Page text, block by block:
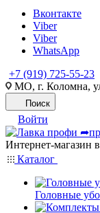
Вконтакте
Viber
Viber
WhatsApp
+7 (919) 725-55-23
МО, г. Коломна,
Поиск
Войти
Интернет-магазин
Каталог
Головные